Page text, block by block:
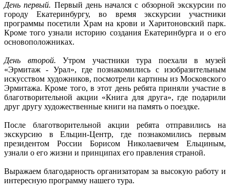
День первый. Первый день начался с обзорной экскурсии по
городу Екатеринбургу, во время экскурсии участники
программы посетили Храм на крови и Харитоновский парк.
Кроме того узнали историю создания Екатеринбурга и о его
основоположниках.
День второй. Утром участники тура поехали в музей
«Эрмитаж - Урал», где познакомились с изобразительным
искусством художников, посмотрели картины из Московского
Эрмитажа. Кроме того, в этот день ребята приняли участие в
благотворительной акции «Книга для друга», где подарили
друг другу художественные книги на память о поездке.
После благотворительной акции ребята отправились на
экскурсию в Ельцин-Центр, где познакомились первым
президентом России Борисом Николаевичем Ельциным,
узнали о его жизни и принципах его правления страной.
Выражаем благодарность организаторам за высокую работу и
интересную программу нашего тура.